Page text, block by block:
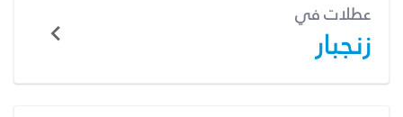
عطلات في
زنجبار